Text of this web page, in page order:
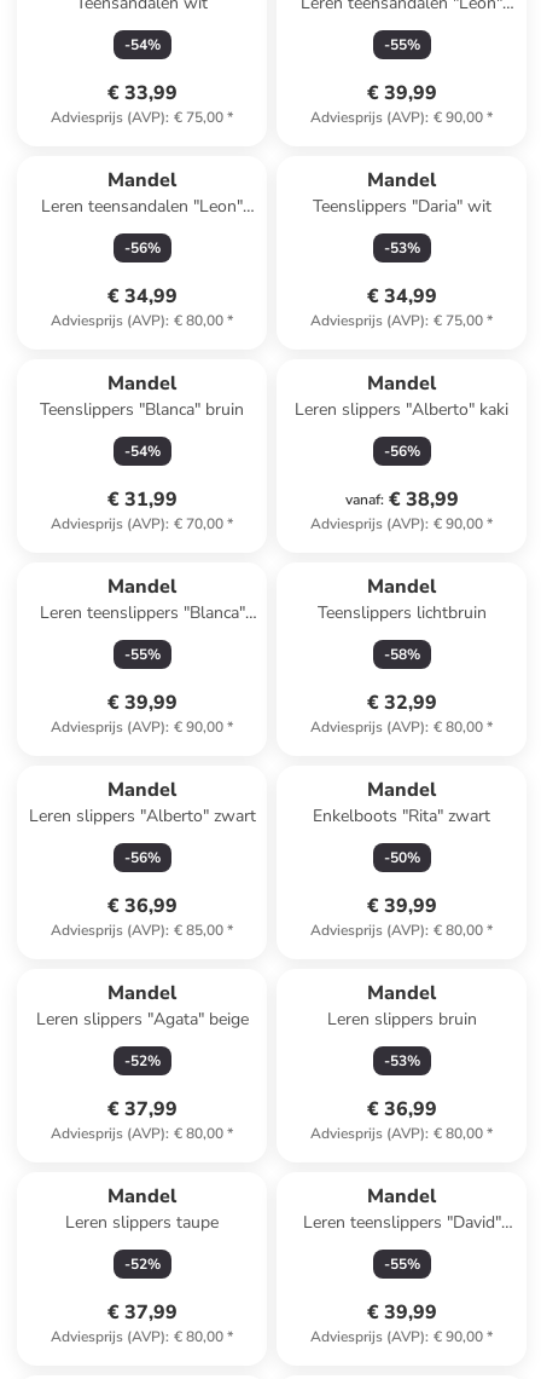
-54%
€ 33,99
Adviesprijs (AVP): € 75,00*
bruin
-55%
€ 39,99
Adviesprijs (AVP): € 90,00*
Mandel
Leren teensandalen "Leon"
kaki
-56%
€ 34,99
Adviesprijs (AVP): € 80,00*
Mandel
Teenslippers "Daria" wit
-53%
€ 34,99
Adviesprijs (AVP): € 75,00*
Mandel
Teenslippers "Blanca" bruin
-54%
€ 31,99
Adviesprijs (AVP): € 70,00*
Mandel
Leren slippers "Alberto" kaki
-56%
vanaf: € 38,99
Adviesprijs (AVP): € 90,00*
Mandel
Leren teenslippers "Blanca"
groen
-55%
€ 39,99
Adviesprijs (AVP): € 90,00*
Mandel
Teenslippers lichtbruin
-58%
€ 32,99
Adviesprijs (AVP): € 80,00*
Mandel
Leren slippers "Alberto" zwart
-56%
€ 36,99
Adviesprijs (AVP): € 85,00*
Mandel
Enkelboots "Rita" zwart
-50%
€ 39,99
Adviesprijs (AVP): € 80,00*
Mandel
Leren slippers "Agata" beige
-52%
€ 37,99
Adviesprijs (AVP): € 80,00*
Mandel
Leren slippers bruin
-53%
€ 36,99
Adviesprijs (AVP): € 80,00*
Mandel
Leren slippers taupe
-52%
€ 37,99
Adviesprijs (AVP): € 80,00*
Mandel
Leren teenslippers "David"
lichtblauw
-55%
€ 39,99
Adviesprijs (AVP): € 90,00*